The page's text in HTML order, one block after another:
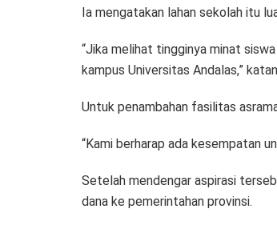
Ia mengatakan lahan sekolah itu
“Jika melihat tingginya minat
kampus Universitas Andalas,”
Untuk penambahan fasilitas
“Kami berharap ada kesempatan
Setelah mendengar aspirasi
dana ke pemerintahan provinsi.